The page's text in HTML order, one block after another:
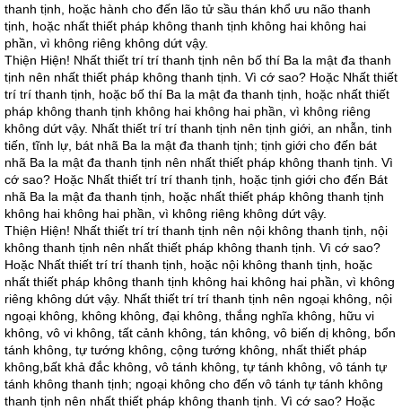
thanh tịnh, hoặc hành cho đến lão tử sầu thán khổ ưu não thanh
tịnh, hoặc nhất thiết pháp không thanh tịnh không hai không hai
phần, vì không riêng không dứt vậy.
Thiện Hiện! Nhất thiết trí trí thanh tịnh nên bố thí Ba la mật đa thanh
tịnh nên nhất thiết pháp không thanh tịnh. Vì cớ sao? Hoặc Nhất thiết
trí trí thanh tịnh, hoặc bố thí Ba la mật đa thanh tịnh, hoặc nhất thiết
pháp không thanh tịnh không hai không hai phần, vì không riêng
không dứt vậy. Nhất thiết trí trí thanh tịnh nên tịnh giới, an nhẫn, tinh
tiến, tĩnh lự, bát nhã Ba la mật đa thanh tịnh; tịnh giới cho đến bát
nhã Ba la mật đa thanh tịnh nên nhất thiết pháp không thanh tịnh. Vì
cớ sao? Hoặc Nhất thiết trí trí thanh tịnh, hoặc tịnh giới cho đến Bát
nhã Ba la mật đa thanh tịnh, hoặc nhất thiết pháp không thanh tịnh
không hai không hai phần, vì không riêng không dứt vậy.
Thiện Hiện! Nhất thiết trí trí thanh tịnh nên nội không thanh tịnh, nội
không thanh tịnh nên nhất thiết pháp không thanh tịnh. Vì cớ sao?
Hoặc Nhất thiết trí trí thanh tịnh, hoặc nội không thanh tịnh, hoặc
nhất thiết pháp không thanh tịnh không hai không hai phần, vì không
riêng không dứt vậy. Nhất thiết trí trí thanh tịnh nên ngoại không, nội
ngoại không, không không, đại không, thắng nghĩa không, hữu vi
không, vô vi không, tất cảnh không, tán không, vô biến dị không, bổn
tánh không, tự tướng không, cộng tướng không, nhất thiết pháp
không,bất khả đắc không, vô tánh không, tự tánh không, vô tánh tự
tánh không thanh tịnh; ngoại không cho đến vô tánh tự tánh không
thanh tịnh nên nhất thiết pháp không thanh tịnh. Vì cớ sao? Hoặc